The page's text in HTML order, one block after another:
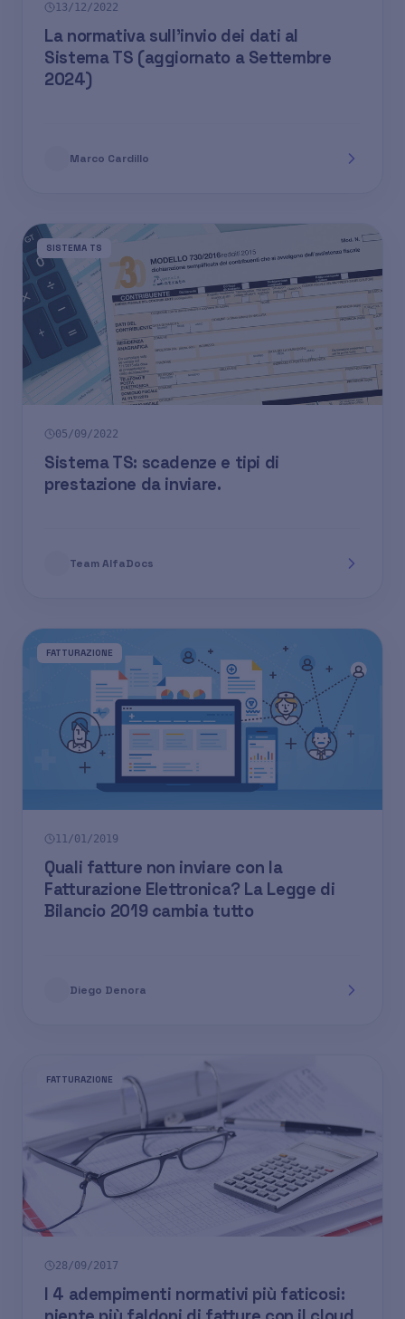
13/12/2022
La normativa sull'invio dei dati al
Sistema TS (aggiornato a Settembre
2024)
Marco Cardillo
SISTEMA TS
05/09/2022
Sistema TS: scadenze e tipi di
prestazione da inviare.
Team AlfaDocs
FATTURAZIONE
11/01/2019
Quali fatture non inviare con la
Fatturazione Elettronica? La Legge di
Bilancio 2019 cambia tutto
Diego Denora
FATTURAZIONE
28/09/2017
I 4 adempimenti normativi più faticosi: